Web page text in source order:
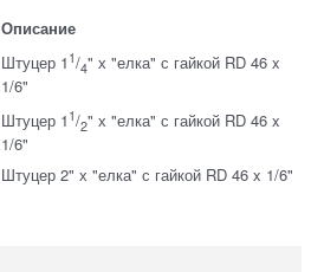
Описание
Штуцер 1 1/4" х "елка" с гайкой RD 46 x
1/6"
Штуцер 1 1/2" х "елка" с гайкой RD 46 x
1/6"
Штуцер 2" х "елка" с гайкой RD 46 x 1/6"